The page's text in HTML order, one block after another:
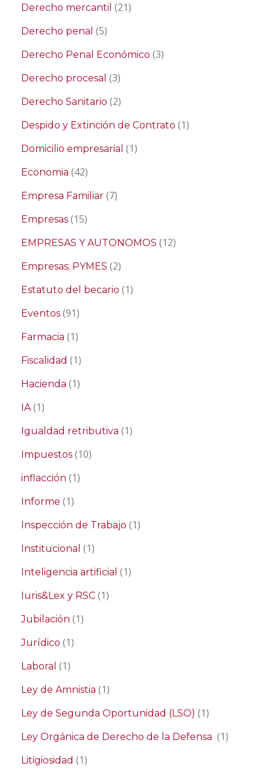
Derecho mercantil (21)
Derecho penal (5)
Derecho Penal Económico (3)
Derecho procesal (3)
Derecho Sanitario (2)
Despido y Extinción de Contrato (1)
Domicilio empresarial (1)
Economia (42)
Empresa Familiar (7)
Empresas (15)
EMPRESAS Y AUTONOMOS (12)
Empresas; PYMES (2)
Estatuto del becario (1)
Eventos (91)
Farmacia (1)
Fiscalidad (1)
Hacienda (1)
IA(1)
Igualdad retributiva (1)
Impuestos (10)
inflacción (1)
Informe (1)
Inspección de Trabajo (1)
Institucional (1)
Inteligencia artificial (1)
Iuris&Lex y RSC (1)
Jubilación (1)
Jurídico (1)
Laboral (1)
Ley de Amnistia (1)
Ley de Segunda Oportunidad (LSO) (1)
Ley Orgánica de Derecho de la Defensa (1)
Litigiosidad (1)